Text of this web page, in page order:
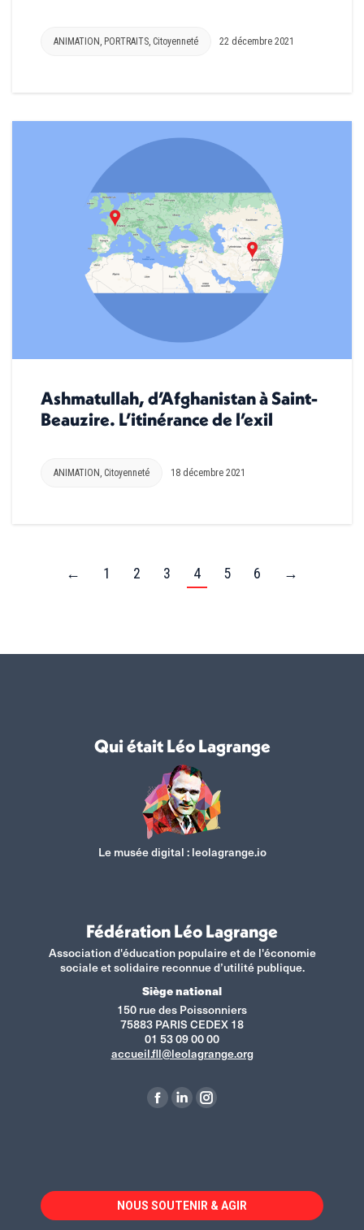
ANIMATION , PORTRAITS, Citoyenneté 22 décembre 2021
Ashmatullah, d’Afghanistan à Saint-
Beauzire. L’itinérance de l’exil
ANIMATION Citoyenneté 18 décembre 2021
← 1 2 3 4 5 6 →
Qui était Léo Lagrange
Le musée digital :leolagrange.io
Fédération Léo Lagrange
Association d'éducation populaire et de l'économie
sociale et solidaire reconnue d’utilité publique.
Siège national
150 rue des Poissonniers
75883 PARIS CEDEX 18
01 53 09 00 00
accueil.fll@leolagrange.org
La
dans
une
La
dans
une
La
dans
une
NOUS SOUTENIR & AGIR